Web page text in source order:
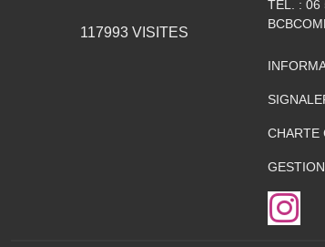
117993VISITES
TÉL. : 06
CHARTE